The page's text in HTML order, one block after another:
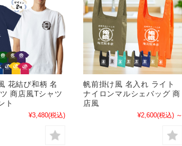
花結び和柄 名
商店風Tシャツ
ト
¥3,480(税込)
帆前掛け風 名入れ ライト
ナイロンマルシェバッグ 商
店風
¥2,600(税込) ～